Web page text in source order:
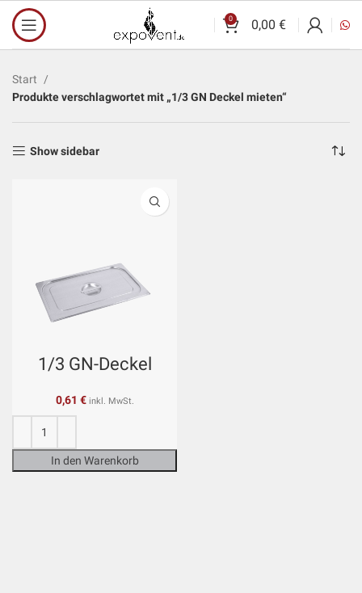
0 0,00 €
Start
Produkte verschlagwortet mit „1/3 GN Deckel mieten“
Show sidebar
1/3 GN-Deckel
0,61 € inkl. MwSt.
In den Warenkorb